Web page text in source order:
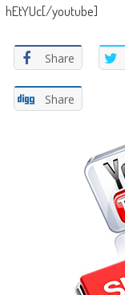
hEtYUc[/youtube]
Share
Share